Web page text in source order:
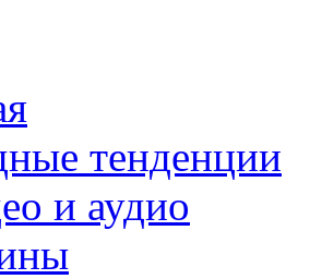
тенденции
и аудио